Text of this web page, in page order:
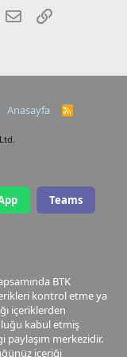
E-postaLink
Anasayfa
R
Teams
BTK
kontrol etme ya
içeriklerden
kabul etmiş
paylaşım merkezidir.
içeriği